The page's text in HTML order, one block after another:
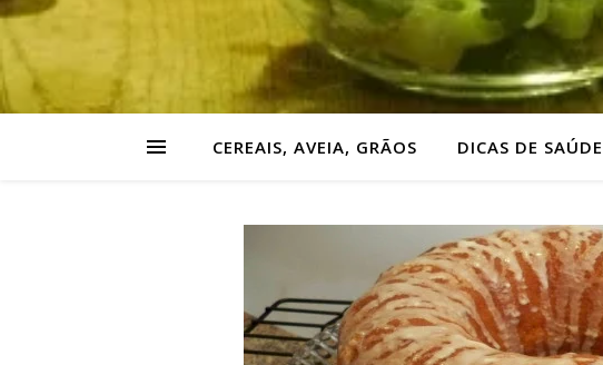
CEREAIS, AVEIA, GRÃOS DICAS DE SAÚDE